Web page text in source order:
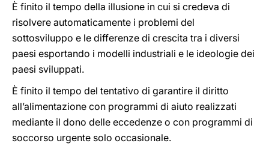
È finito il tempo della illusione in cui si credeva di
risolvere automaticamente i problemi del
sottosviluppo e le differenze di crescita tra i diversi
paesi esportando i modelli industriali e le ideologie dei
paesi sviluppati.
È finito il tempo del tentativo di garantire il diritto
all’alimentazione con programmi di aiuto realizzati
mediante il dono delle eccedenze o con programmi di
soccorso urgente solo occasionale.